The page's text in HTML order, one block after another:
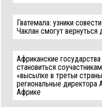
Гватемала: узники
Чаклан смогут
Африканские
становиться
«высылке в третьи
региональные директора
Африке